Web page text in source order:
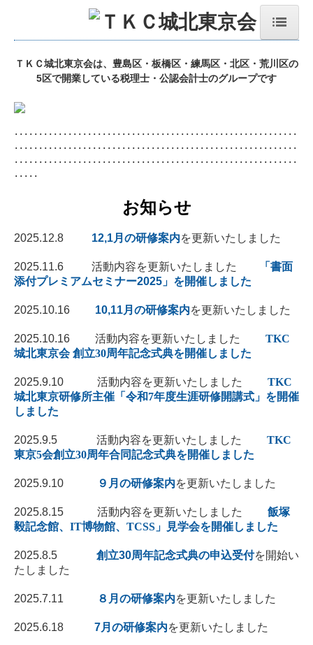
城北東京会案内
お問合せ
クレセント・新月プログラム
巡回監査士・巡回監査士補
創立30周年記念式典
会報誌アーカイブス
TKCシステムのご紹介
税理士をお探しの方へ
個人情報保護方針
ＴＫＣ城北東京会は、豊島区・板橋区・練馬区・北区・荒川区の
5区で開業している税理士・公認会計士のグループです
･･････････････････････････････････････････････････････････
･･････････････････････････････････････････････････････････
･･････････････････････････････････････････････････････････
･････
お知らせ
2025.12.8 12,1月の研修案内を更新いたしました
2025.11.6 活動内容を更新いたしました 「 書面
添付プレミアムセミナー2025」を開催しました
2025.10.16 10,11月の研修案内を更新いたしました
2025.10.16 活動内容を更新いたしました TKC
城北東京会 創立30周年記念式典を開催しました
2025.9.10 活動内容を更新いたしました TKC
城北東京研修所主催「令和7年度生涯研修開講式」を開催
しました
2025.9.5 活動内容を更新いたしました TKC
東京5会創立30周年合同記念式典を開催しました
2025.9.10 ９ 月の研修案内を更新いたしました
2025.8.15 活動内容を更新いたしました 飯塚
毅記念館、IT博物館、TCSS」見学会を開催しました
2025.8.5 創立30周年記念式典の申込受付を開始い
たしました
2025.7.11 ８月の研修案内を更新いたしました
2025.6.18 7月の研修案内を更新いたしました